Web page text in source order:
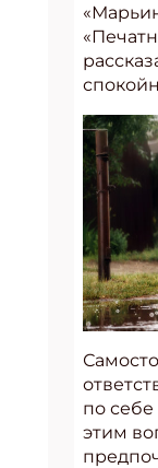
по себе
этим